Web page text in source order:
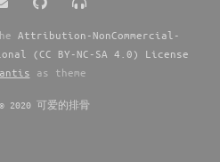
Attribution-NonCommercial-
(CC BY-NC-SA 4.0) License
as theme
2020 可爱的排骨